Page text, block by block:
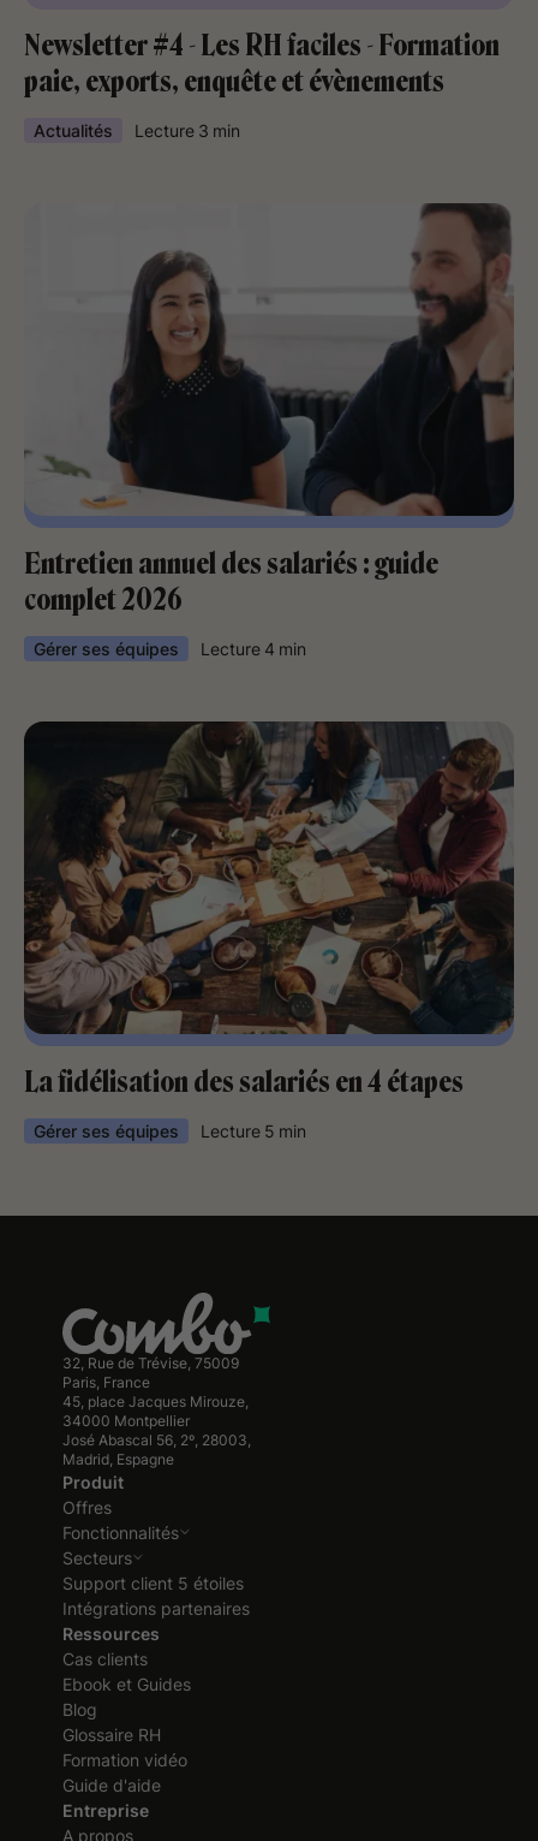
Newsletter #4 - Les RH faciles - Formation
paie, exports, enquête et évènements
Actualités Lecture 3 min
Entretien annuel des salariés : guide
complet 2026
Gérer ses équipes Lecture 4 min
La fidélisation des salariés en 4 étapes
Gérer ses équipes Lecture 5 min
32, Rue de Trévise, 75009
Paris, France
45, place Jacques Mirouze,
34000 Montpellier
José Abascal 56, 2º, 28003,
Madrid, Espagne
Produit
Offres
Fonctionnalités
Secteurs
Support client 5 étoiles
Intégrations partenaires
Ressources
Cas clients
Ebook et Guides
Blog
Glossaire RH
Formation vidéo
Guide d'aide
Entreprise
A propos